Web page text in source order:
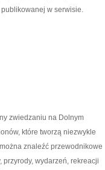
w serwisie.
zwiedzaniu na Dolnym
które tworzą niezwykle
znaleźć przewodnikowe
przyrody, wydarzeń, rekreacji